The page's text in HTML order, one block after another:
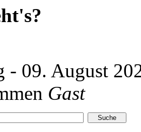
- 09. August
Gast